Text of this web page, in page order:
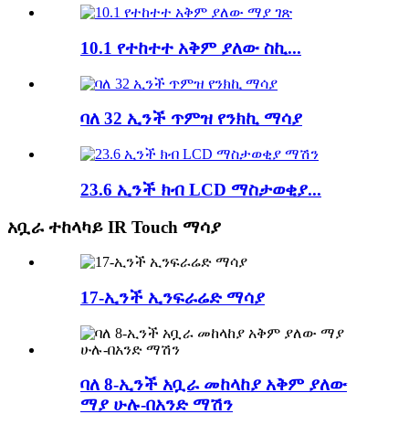
10.1 የተከተተ አቅም ያለው ስኪ...
ባለ 32 ኢንች ጥምዝ የንክኪ ማሳያ
23.6 ኢንች ክብ LCD ማስታወቂያ...
አቧራ ተከላካይ IR Touch ማሳያ
17-ኢንች ኢንፍራሬድ ማሳያ
ባለ 8-ኢንች አቧራ መከላከያ አቅም ያለው
ማያ ሁሉ-በአንድ ማሽን